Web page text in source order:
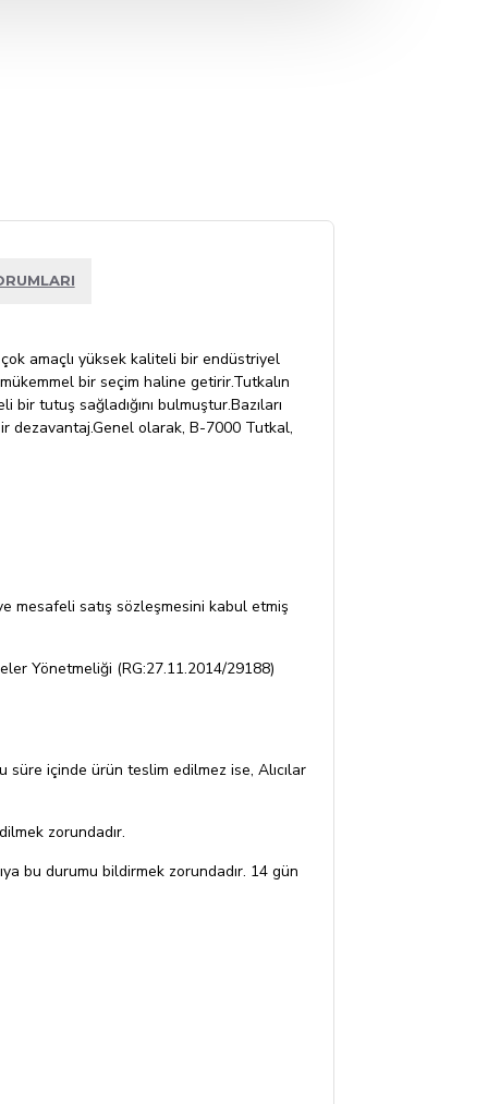
amaçlı yüksek kaliteli bir endüstriyel
bir seçim haline getirir.Tutkalın
tutuş sağladığını bulmuştur.Bazıları
dezavantaj.Genel olarak, B-7000 Tutkal,
mesafeli satış sözleşmesini kabul etmiş
Yönetmeliği (RG:27.11.2014/29188)
süre içinde ürün teslim edilmez ise, Alıcılar
zorundadır.
bu durumu bildirmek zorundadır. 14 gün